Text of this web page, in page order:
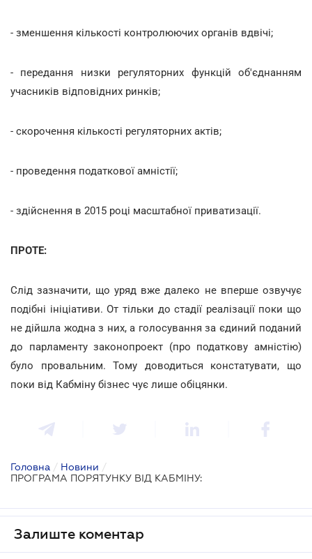
- зменшення кількості контролюючих органів вдвічі;
- передання низки регуляторних функцій об'єднанням
учасників відповідних ринків;
- скорочення кількості регуляторних актів;
- проведення податкової амністії;
- здійснення в 2015 році масштабної приватизації.
ПРОТЕ:
Слід зазначити, що уряд вже далеко не вперше озвучує
подібні ініціативи. От тільки до стадії реалізації поки що
не дійшла жодна з них, а голосування за єдиний поданий
до парламенту законопроект (про податкову амністію)
було провальним. Тому доводиться констатувати, що
поки від Кабміну бізнес чує лише обіцянки.
Головна / Новини /
ПРОГРАМА ПОРЯТУНКУ ВІД КАБМІНУ:
Залиште коментар